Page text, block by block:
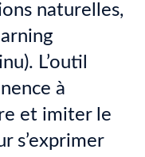
naturelles,
L’outil
à
et imiter le
s’exprimer